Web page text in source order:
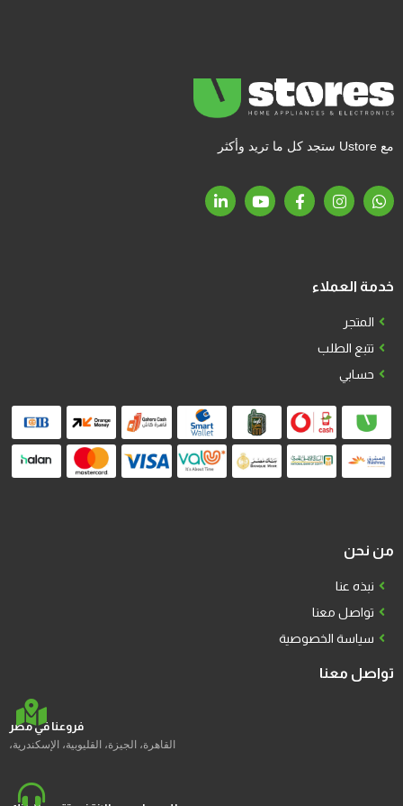
مع Ustore ستجد كل ما تريد وأكثر
خدمة العملاء
المتجر
تتبع الطلب
حسابي
من نحن
نبذه عنا
تواصل معنا
سياسة الخصوصية
تواصل معنا
فروعنا في مصر
القاهرة، الجيزة، القليوبية، الإسكندرية،